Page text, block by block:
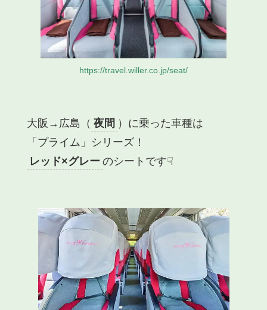
https://travel.willer.co.jp/seat/
大阪→広島（ 夜間 ）に乗った車種は
「プライム」 シリーズ！
レッド×グレー のシートです☟